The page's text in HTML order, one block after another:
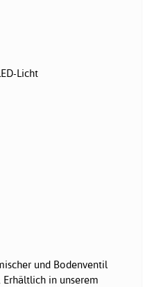
Licht
und Bodenventil
in unserem